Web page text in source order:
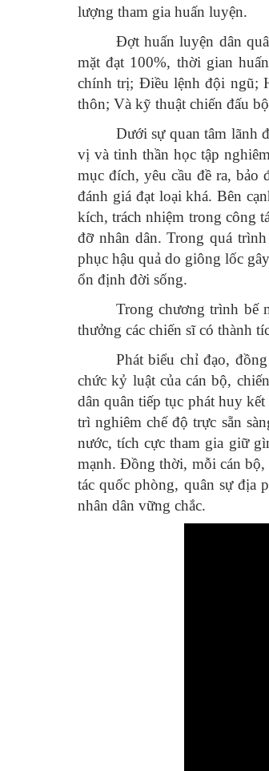
lượng tham gia huấn luyện.
Đợt huấn luyện dân
mặt đạt 100%, thời gian
chính trị; Điều lệnh đội ngũ;
thôn; Và kỹ thuật chiến đấu
Dưới sự quan tâm lãnh
vị và tinh thần học tập
mục đích, yêu cầu đề ra,
đánh giá đạt loại khá. Bên
kích, trách nhiệm trong công
đỡ nhân dân. Trong quá
phục hậu quả do giông lốc
ổn định đời sống.
Trong chương trình bế
thưởng các chiến sĩ có thành
Phát biểu chỉ đạo,
chức kỷ luật của cán bộ,
dân quân tiếp tục phát huy
trì nghiêm chế độ trực sẵn
nước, tích cực tham gia giữ
mạnh. Đồng thời, mỗi cán bộ,
tác quốc phòng, quân sự địa
nhân dân vững chắc.